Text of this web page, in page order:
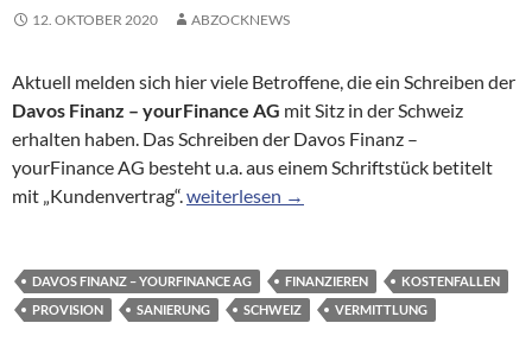
12. OKTOBER 2020 ABZOCKNEWS
Aktuell melden sich hier viele Betroffene, die ein Schreiben der
Davos Finanz – yourFinance AG mit Sitz in der Schweiz
erhalten haben. Das Schreiben der Davos Finanz –
yourFinance AG besteht u.a. aus einem Schriftstück betitelt
mit „Kundenvertrag“.Zahlungsaufforderung der Davos Finanz
weiterlesen →
DAVOS FINANZ – YOURFINANCE AG FINANZIEREN
KOSTENFALLEN
PROVISION
SANIERUNG SCHWEIZ VERMITTLUNG